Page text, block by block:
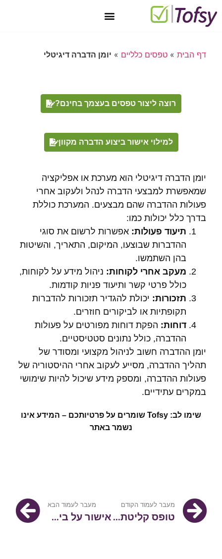
דף הבית »טפסים כלליים » יומן הדברה דיגיטלי
רוצה ליצור טפסים בעצמך בחינם?
למילוי אישור ביצוע הדברה מקוון
יומן הדברה דיגיטלי הוא מערכת או אפליקציה
שמאפשרת למבצעי הדברה לנהל ולעקוב אחרי
פעולות ההדברה שהם מבצעים. המערכת כוללת
בדרך כלל יכולות כמו:
תיעוד פעולות: אפשרות לרשום את סוגי
ההדברות שבוצעו, המיקום, התאריך, והשיטות
בהן השתמשו.
מעקב אחרי לקוחות: ניהול מידע על לקוחות,
כולל פרטי קשר ותיעוד פניות קודמות.
תזכורות: יכולת להגדיר תזכורות להדברות
תקופתיות או לביקורים חוזרים.
דוחות: הפקת דוחות מפורטים על פעולות
ההדברה, כולל נתונים סטטיסטיים.
יומן ההדברה חשוב לניהול מקצועי ומסודר של
תהליך ההדברה, מסייע לעקוב אחרי ההיסטוריה של
פעולות ההדברה, ומספק מידע שיכול להיות שימושי
במקרים עתידיים.
שימו לב: Tofsy שומרים על פרטיותכם – המידע אינו
נשמר באתר
מעבר לעמוד הקודם
טופס קליטת לקוח
מעבר לעמוד הבא
אישור על ביצוע עבודה